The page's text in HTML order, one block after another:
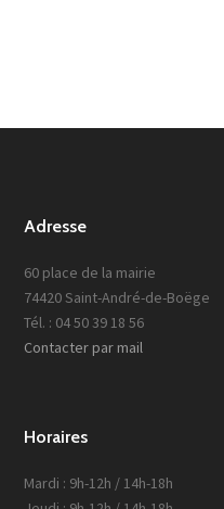
Adresse
60 place de la mairie
74420 Saint-André-de-Boëge
Tél. : 04 50 39 18 56
Contacter par mail
Horaires
Mardi : 9h-12h / 14h-18h